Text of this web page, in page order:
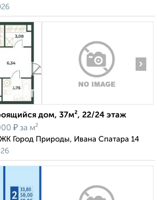
›
дом, 37м², 22/24 этаж
₽ за м²
Город Природы, Ивана Спатара 14